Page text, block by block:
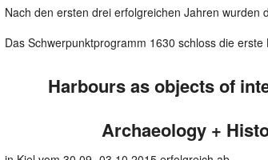
Nach den ersten drei erfolgreichen Jahren
Das Schwerpunktprogramm 1630 schloss die
Harbours as objects of
Archaeology +